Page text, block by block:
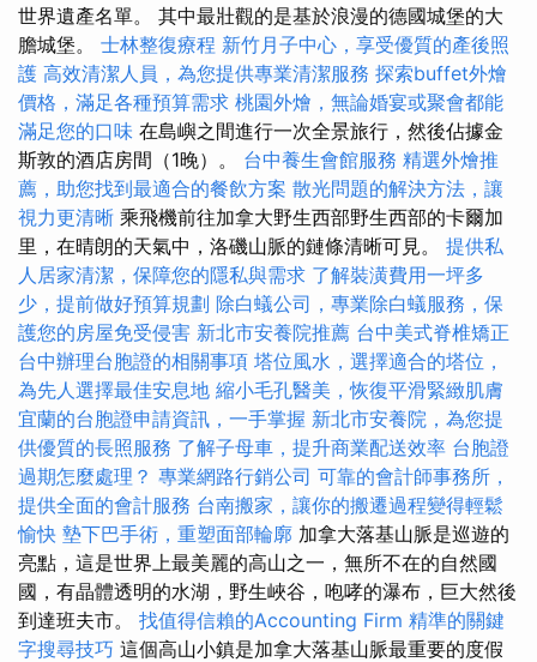
世界遺產名單。 其中最壯觀的是基於浪漫的德國城堡的大
膽城堡。 士林整復療程 新竹月子中心，享受優質的產後照
護 高效清潔人員，為您提供專業清潔服務 探索buffet外燴
價格，滿足各種預算需求 桃園外燴，無論婚宴或聚會都能
滿足您的口味 在島嶼之間進行一次全景旅行，然後佔據金
斯敦的酒店房間（1晚）。 台中養生會館服務 精選外燴推
薦，助您找到最適合的餐飲方案 散光問題的解決方法，讓
視力更清晰 乘飛機前往加拿大野生西部野生西部的卡爾加
里，在晴朗的天氣中，洛磯山脈的鏈條清晰可見。 提供私
人居家清潔，保障您的隱私與需求 了解裝潢費用一坪多
少，提前做好預算規劃 除白蟻公司，專業除白蟻服務，保
護您的房屋免受侵害 新北市安養院推薦 台中美式脊椎矯正
台中辦理台胞證的相關事項 塔位風水，選擇適合的塔位，
為先人選擇最佳安息地 縮小毛孔醫美，恢復平滑緊緻肌膚
宜蘭的台胞證申請資訊，一手掌握 新北市安養院，為您提
供優質的長照服務 了解子母車，提升商業配送效率 台胞證
過期怎麼處理？ 專業網路行銷公司 可靠的會計師事務所，
提供全面的會計服務 台南搬家，讓你的搬遷過程變得輕鬆
愉快 墊下巴手術，重塑面部輪廓 加拿大落基山脈是巡遊的
亮點，這是世界上最美麗的高山之一，無所不在的自然國
國，有晶體透明的水湖，野生峽谷，咆哮的瀑布，巨大然後
到達班夫市。 找值得信賴的Accounting Firm 精準的關鍵
字搜尋技巧 這個高山小鎮是加拿大落基山脈最重要的度假